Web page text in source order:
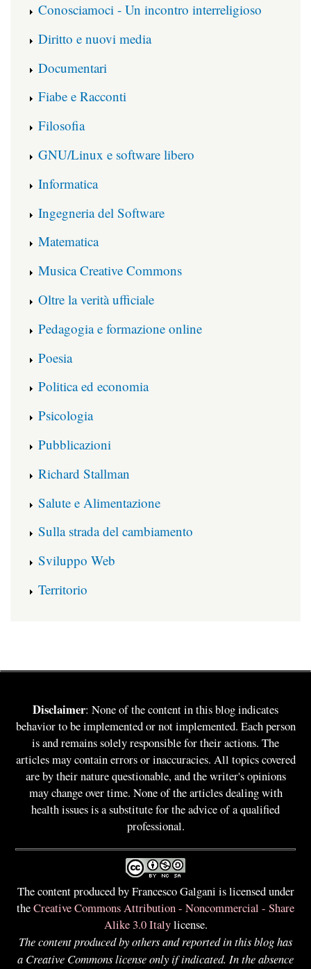
Conosciamoci - Un incontro interreligioso
Diritto e nuovi media
Documentari
Fiabe e Racconti
Filosofia
GNU/Linux e software libero
Informatica
Ingegneria del Software
Matematica
Musica Creative Commons
Oltre la verità ufficiale
Pedagogia e formazione online
Poesia
Politica ed economia
Psicologia
Pubblicazioni
Richard Stallman
Salute e Alimentazione
Sulla strada del cambiamento
Sviluppo Web
Territorio
Disclaimer: None of the content in this blog indicates
behavior to be implemented or not implemented. Each person
is and remains solely responsible for their actions. The
articles may contain errors or inaccuracies. All topics covered
are by their nature questionable, and the writer's opinions
may change over time. None of the articles dealing with
health issues is a substitute for the advice of a qualified
professional.
The content produced by Francesco Galgani is licensed under
theCreative Commons Attribution - Noncommercial - Share
Alike 3.0 Italylicense.
The content produced by others and reported in this blog has
a Creative Commons license only if indicated. In the absence